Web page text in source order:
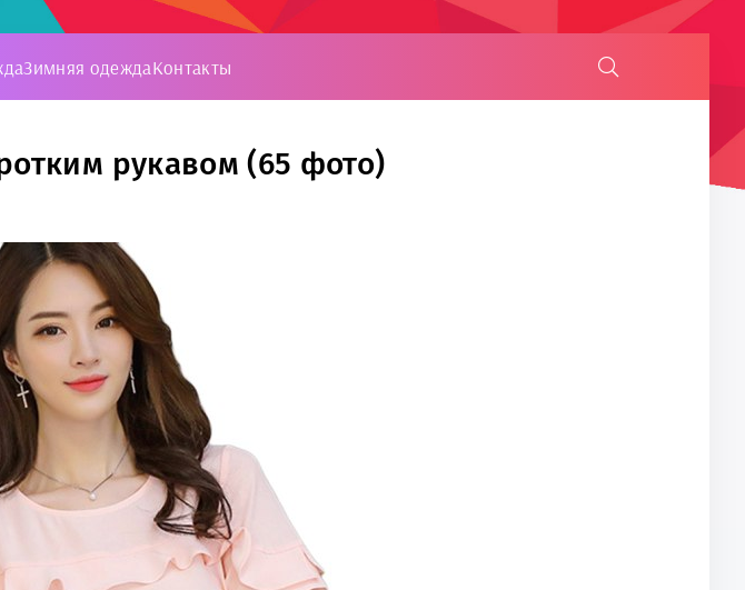
Зимняя одеждаКонтакты
рукавом (65 фото)